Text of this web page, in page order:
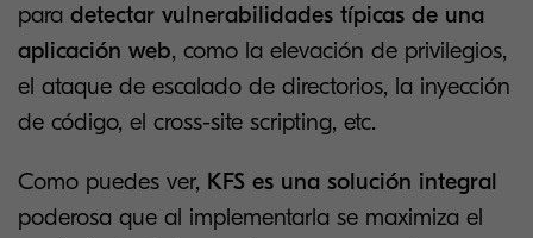
para detectar vulnerabilidades típicas de una
aplicación web, como la elevación de privilegios,
el ataque de escalado de directorios, la inyección
de código, el cross-site scripting, etc.
Como puedes ver, KFS es una solución integral
poderosa que al implementarla se maximiza el